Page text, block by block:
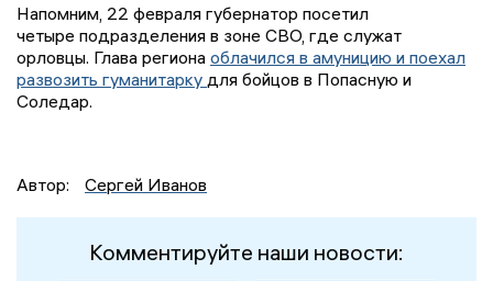
Напомним, 22 февраля губернатор посетил
четыре подразделения в зоне СВО, где служат
орловцы. Глава региона облачился в амуницию и поехал
развозить гуманитарку для бойцов в Попасную и
Соледар.
Автор: Сергей Иванов
Комментируйте наши новости: